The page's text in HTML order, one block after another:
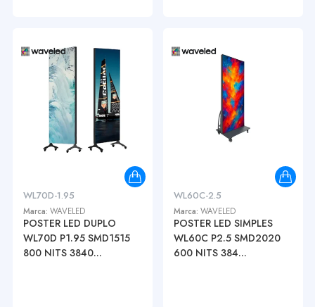
WL70D-1.95
Marca: WAVELED
POSTER LED DUPLO
WL70D P1.95 SMD1515
800 NITS 3840...
WL60C-2.5
Marca: WAVELED
POSTER LED SIMPLES
WL60C P2.5 SMD2020
600 NITS 384...